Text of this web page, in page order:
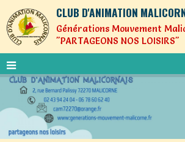
CLUB D'ANIMATION
Générations Mouvement
"PARTAGEONS NOS LOISIRS"